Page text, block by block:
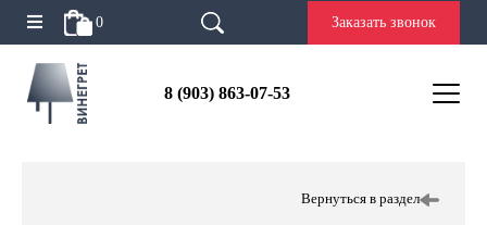
0 Заказать звонок
8 (903) 863-07-53
Вернуться в раздел